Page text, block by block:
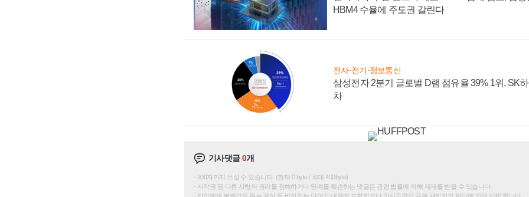
HBM4 수율에 주도권 갈린다
전자·전기·정보통신
삼성전자 2분기 글로벌 D램 점유율 39% 1위, SK
차
기사댓글0개
200자까지 쓰실 수 있습니다. (현재 0 byte / 최대 400byte)
저작권 등 다른 사람의 권리를 침해하거나 명예를 훼손하는 댓글은 관련 법률에 의해 제재를 받을 수 있습니다.